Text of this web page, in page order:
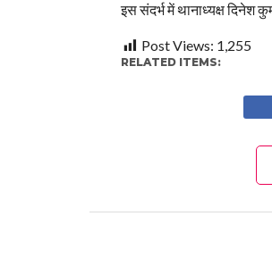
इस संदर्भ में थानाध्यक्ष दिनेश
Post Views: 1,255
RELATED ITEMS: